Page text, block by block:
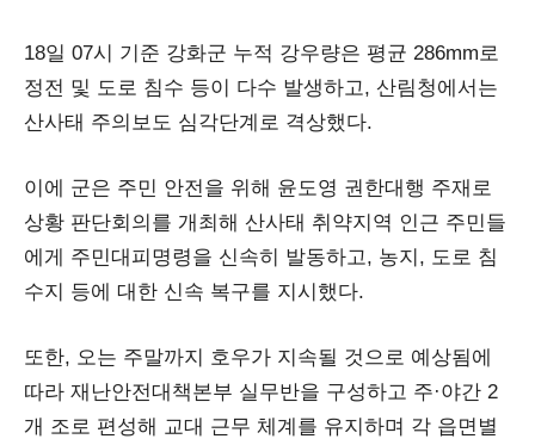
18일 07시 기준 강화군 누적 강우량은 평균 286mm로
정전 및 도로 침수 등이 다수 발생하고, 산림청에서는
산사태 주의보도 심각단계로 격상했다.
이에 군은 주민 안전을 위해 윤도영 권한대행 주재로
상황 판단회의를 개최해 산사태 취약지역 인근 주민들
에게 주민대피명령을 신속히 발동하고, 농지, 도로 침
수지 등에 대한 신속 복구를 지시했다.
또한, 오는 주말까지 호우가 지속될 것으로 예상됨에
따라 재난안전대책본부 실무반을 구성하고 주·야간 2
개 조로 편성해 교대 근무 체계를 유지하며 각 읍면별